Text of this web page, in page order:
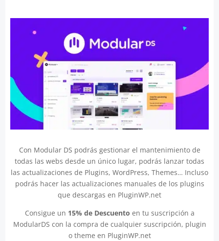
Con Modular DS podrás gestionar el mantenimiento de
todas las webs desde un único lugar, podrás lanzar todas
las actualizaciones de Plugins, WordPress, Themes… Incluso
podrás hacer las actualizaciones manuales de los plugins
que descargas en PluginWP.net
Consigue un 15% de Descuento en tu suscripción a
ModularDS con la compra de cualquier suscripción, plugin
o theme en PluginWP.net